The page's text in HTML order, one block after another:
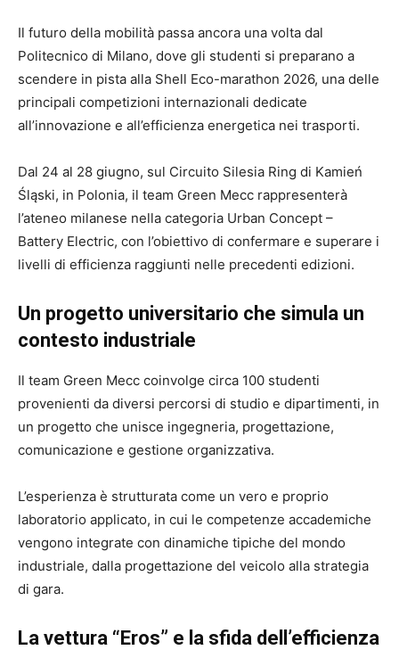
Il futuro della mobilità passa ancora una volta dal
Politecnico di Milano, dove gli studenti si preparano a
scendere in pista alla Shell Eco-marathon 2026, una delle
principali competizioni internazionali dedicate
all’innovazione e all’efficienza energetica nei trasporti.
Dal 24 al 28 giugno, sul Circuito Silesia Ring di Kamień
Śląski, in Polonia, il team Green Mecc rappresenterà
l’ateneo milanese nella categoria Urban Concept –
Battery Electric, con l’obiettivo di confermare e superare i
livelli di efficienza raggiunti nelle precedenti edizioni.
Un progetto universitario che simula un
contesto industriale
Il team Green Mecc coinvolge circa 100 studenti
provenienti da diversi percorsi di studio e dipartimenti, in
un progetto che unisce ingegneria, progettazione,
comunicazione e gestione organizzativa.
L’esperienza è strutturata come un vero e proprio
laboratorio applicato, in cui le competenze accademiche
vengono integrate con dinamiche tipiche del mondo
industriale, dalla progettazione del veicolo alla strategia
di gara.
La vettura “Eros” e la sfida dell’efficienza